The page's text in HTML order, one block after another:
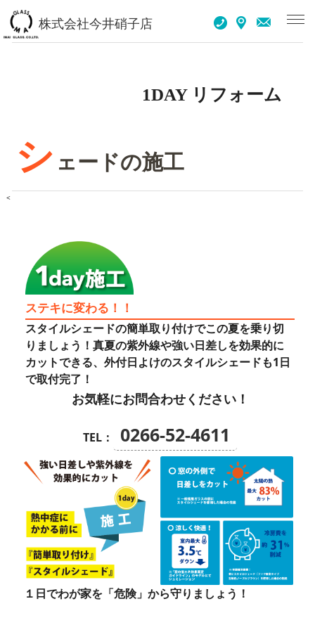
株式会社今井硝子店
1DAY リフォーム
シ ェードの施工
<
ステキに変わる！！
スタイルシェードの簡単取り付けでこの夏を乗り切
りましょう！真夏の紫外線や強い日差しを効果的に
カットできる、外付日よけのスタイルシェードも1日
で取付完了！
お気軽にお問合わせください！
TEL： 0266-52-4611
１日でわが家を「危険」から守りましょう！